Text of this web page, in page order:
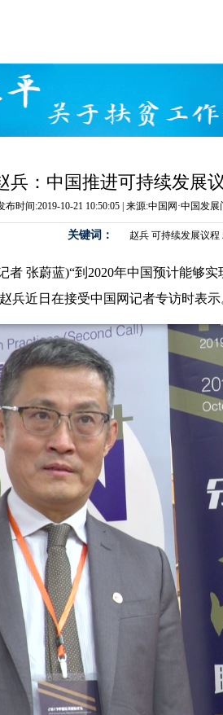
兵：中国推进可持续发展
布时间:2019-10-21 10:50:05 | 来源:中国网·中国发
关键词： 赵兵 可持续发展议程
者 张蔚蓝)“到2020年中国预计能够
兵近日在接受中国网记者专访时表示